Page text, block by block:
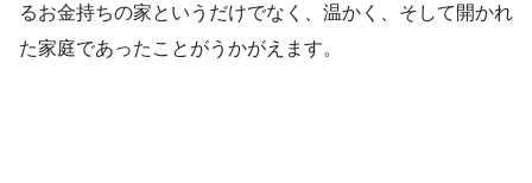
るお金持ちの家というだけでなく、温かく、そして開かれ
た家庭であったことがうかがえます。